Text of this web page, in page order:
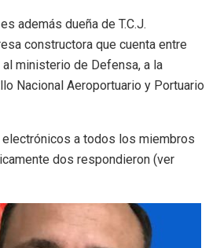
además dueña de T.C.J.
constructora que cuenta entre
ministerio de Defensa, a la
Nacional Aeroportuario y Portuario
electrónicos a todos los miembros
dos respondieron (ver